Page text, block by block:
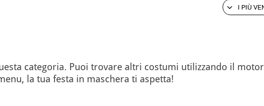
categoria. Puoi trovare altri costumi utilizzando il
la tua festa in maschera ti aspetta!